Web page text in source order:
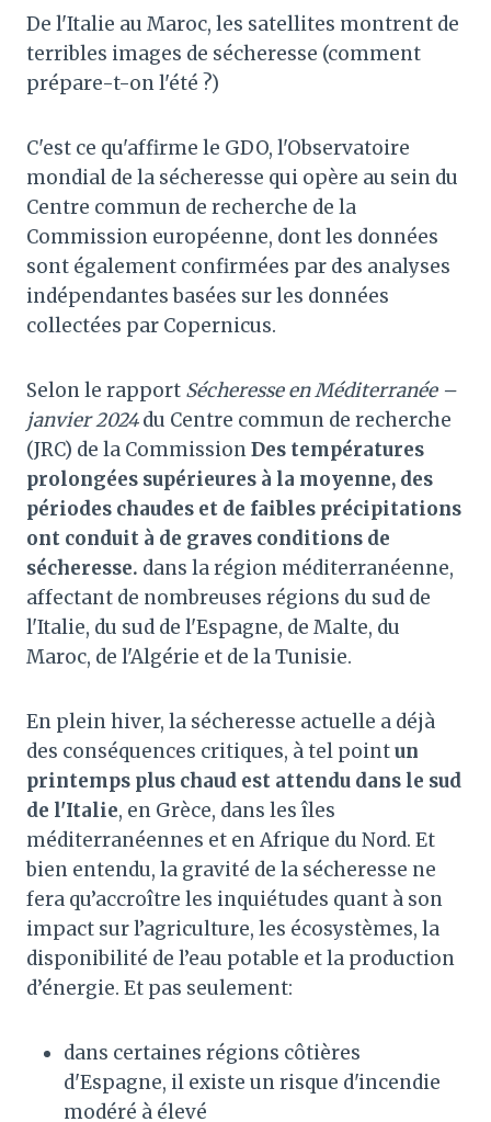
De l'Italie au Maroc, les satellites montrent de
terribles images de sécheresse (comment
prépare-t-on l'été ?)
C'est ce qu'affirme le GDO, l'Observatoire
mondial de la sécheresse qui opère au sein du
Centre commun de recherche de la
Commission européenne, dont les données
sont également confirmées par des analyses
indépendantes basées sur les données
collectées par Copernicus.
Selon le rapport Sécheresse en Méditerranée –
janvier 2024du Centre commun de recherche
(JRC) de la CommissionDes températures
prolongées supérieures à la moyenne, des
périodes chaudes et de faibles précipitations
ont conduit à de graves conditions de
sécheresse. dans la région méditerranéenne,
affectant de nombreuses régions du sud de
l'Italie, du sud de l'Espagne, de Malte, du
Maroc, de l'Algérie et de la Tunisie.
En plein hiver, la sécheresse actuelle a déjà
des conséquences critiques, à tel pointun
printemps plus chaud est attendu dans le sud
de l'Italie, en Grèce, dans les îles
méditerranéennes et en Afrique du Nord. Et
bien entendu, la gravité de la sécheresse ne
fera qu’accroître les inquiétudes quant à son
impact sur l’agriculture, les écosystèmes, la
disponibilité de l’eau potable et la production
d’énergie. Et pas seulement:
dans certaines régions côtières
d'Espagne, il existe un risque d'incendie
modéré à élevé